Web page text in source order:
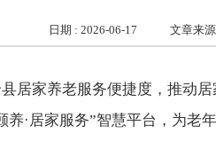
日期 : 2026-06-17 文章来
居家养老服务便捷度，推动
养·居家服务”智慧平台，为老